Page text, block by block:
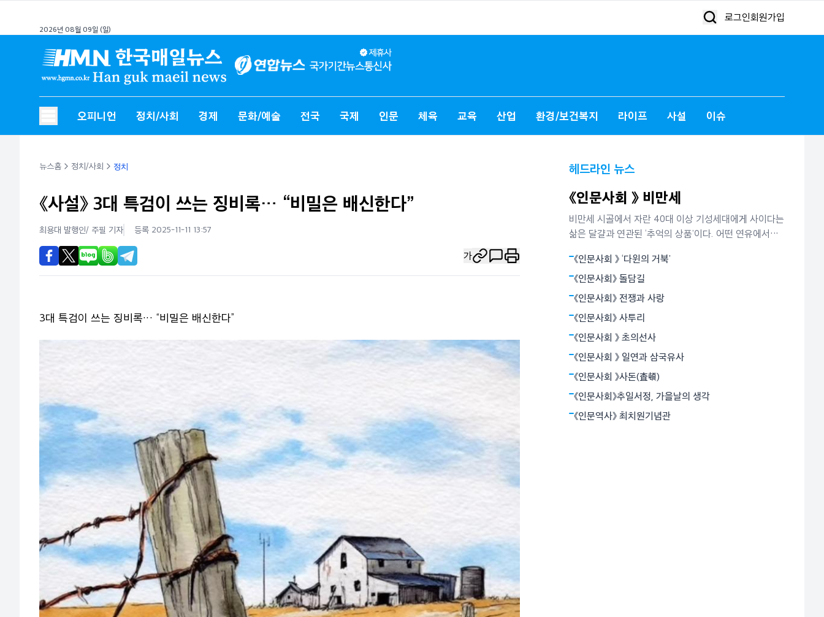
2026년 08월 09일 (일)
로그인회원가입
오피니언 정치/사회 경제 문화/예술 전국 국제 인문 체육 교육 산업 환경/보건복지 라이프 사설 이슈
뉴스홈 정치/사회 정치
《사설》 3대 특검이 쓰는 징비록… “비밀은 배신한다”
최용대 발행인/ 주필 기자 등록 2025-11-11 13:57
가
3대 특검이 쓰는 징비록… “비밀은 배신한다”
헤드라인 뉴스
《인문사회 》 비만세
비만세 시골에서 자란 40대 이상 기성세대에게 사이다는
삶은 달걀과 연관된 ‘추억의 상품’이다. 어떤 연유에서인
은 달걀과 떼려야 뗄 수 없는 ‘실과 바늘’ 같은 존재였다.
달걀을 먹으면서 목이 메지 않게 하거나 소화를 돕는 기
능은 두번째였고, 당시에는 매우 귀했던 탄산음료 특유의
《인문사회 》 ‘다윈의 거북’
《인문사회》 돌담길
《인문사회》 전쟁과 사랑
《인문사회》 사투리
《인문사회 》 초의선사
《인문사회 》 일연과 삼국유사
《인문사회 》사돈(査頓)
《인문사회》추일서정, 가을날의 생각
《인문역사》 최치원기념관